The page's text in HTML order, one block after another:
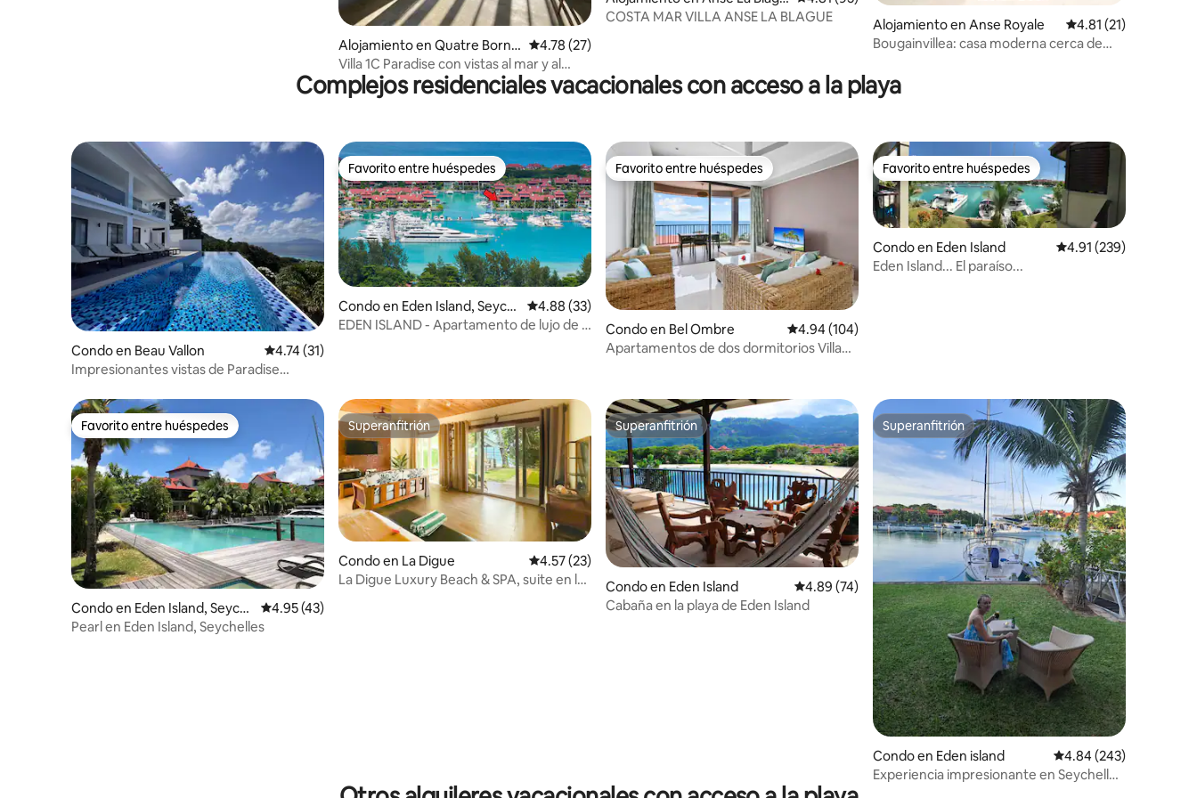
Alojamiento en Quatre Borne
s
Calificación promedio: 4.78 de 5, 27 reseñas
4.78 (27)
Villa 1C Paradise con vistas al mar y al
jardín para 4 personas
e
COSTA MAR VILLA ANSE LA BLAGUE
Alojamiento en Anse Royale Calificación
4.81 (21)
Bougainvillea: casa moderna cerca de
Complejos residenciales vacacionales con acceso a la playa
Condo en Beau Vallon Calificación promedio: 4.74 de 5, 31 reseñas
4.74 (31)
Impresionantes vistas de Paradise
con piscina
Favorito entre huéspedes
Favorito entre huéspedes
Condo en Eden Island, Seych
elles
Calificación promedio: 4.88 de 5, 33 reseñas
4.88 (33)
EDEN ISLAND - Apartamento de lujo de 3
Favorito entre huéspedes
Favorito entre huéspedes
Condo en Bel Ombre Calificación promedio: 4.94 de 5, 104 reseñas
4.94 (104)
Apartamentos de dos dormitorios Villa
Favorito entre huéspedes
Favorito entre huéspedes
Condo en Eden Island Calificación promedio:
4.91 (239)
Eden Island... El paraíso...
Favorito entre huéspedes
Favorito entre huéspedes
Condo en Eden Island, Seych
elles
Calificación promedio: 4.95 de 5, 43 reseñas
4.95 (43)
Pearl en Eden Island, Seychelles
Superanfitrión
Superanfitrión
Condo en La Digue Calificación promedio: 4.57 de 5, 23 reseñas
4.57 (23)
La Digue Luxury Beach & SPA, suite en la
Superanfitrión
Superanfitrión
Condo en Eden Island Calificación promedio: 4.89 de 5, 74 reseñas
4.89 (74)
Cabaña en la playa de Eden Island
Superanfitrión
Superanfitrión
Condo en Eden island Calificación promedio:
4.84 (243)
Experiencia impresionante en Seychelles